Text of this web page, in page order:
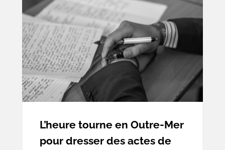
désastreuse du service de production et
de distribution d’eau potable.
L’heure tourne en Outre-Mer
pour dresser des actes de